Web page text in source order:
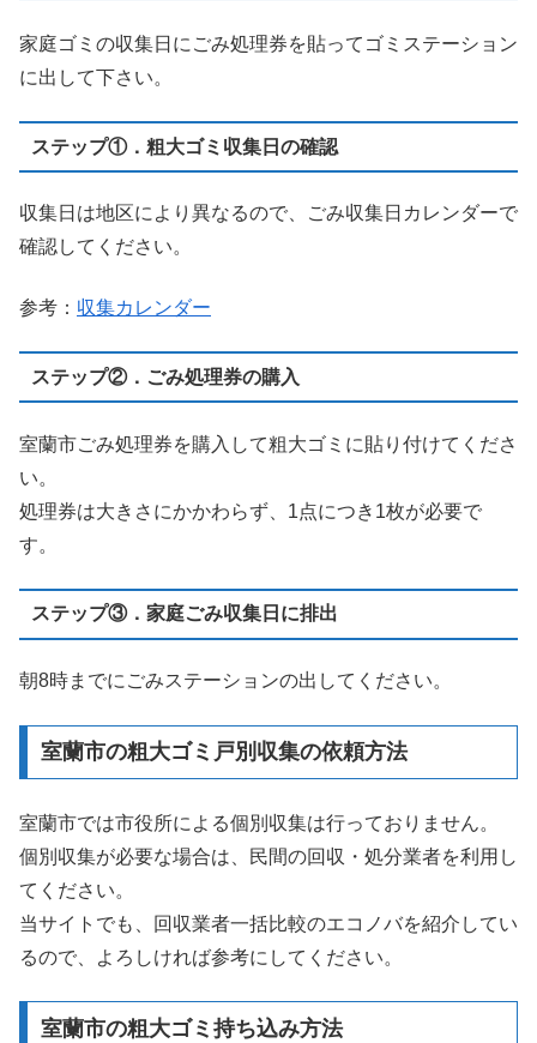
家庭ゴミの収集日にごみ処理券を貼ってゴミステーション
に出して下さい。
ステップ①．粗大ゴミ収集日の確認
収集日は地区により異なるので、ごみ収集日カレンダーで
確認してください。
参考： 収集カレンダー
ステップ②．ごみ処理券の購入
室蘭市ごみ処理券を購入して粗大ゴミに貼り付けてくださ
い。
処理券は大きさにかかわらず、1点につき1枚が必要で
す。
ステップ③．家庭ごみ収集日に排出
朝8時までにごみステーションの出してください。
室蘭市の粗大ゴミ戸別収集の依頼方法
室蘭市では市役所による個別収集は行っておりません。
個別収集が必要な場合は、民間の回収・処分業者を利用し
てください。
当サイトでも、回収業者一括比較のエコノバを紹介してい
るので、よろしければ参考にしてください。
室蘭市の粗大ゴミ持ち込み方法